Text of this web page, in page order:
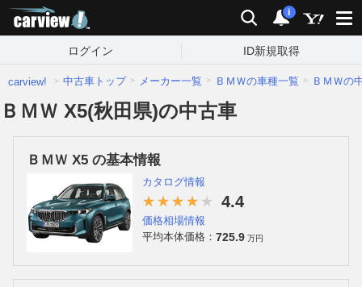
検索 通知
i
ログイン ID新規取得
carview! 中古車トップ メーカー一覧 ＢＭＷの車種一覧 ＢＭＷの
ＢＭＷ X5(秋田県)の中古車
ＢＭＷ X5 の基本情報
カタログ情報
4.4
価格相場情報
平均本体価格： 725.9 万円